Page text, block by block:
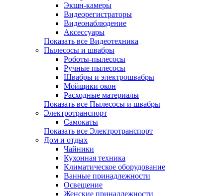
Экшн-камеры
Видеорегистраторы
Видеонаблюдение
Аксессуары
Показать все Видеотехника
Пылесосы и швабры
Роботы-пылесосы
Ручные пылесосы
Швабры и электрошвабры
Мойщики окон
Расходные материалы
Показать все Пылесосы и швабры
Электротранспорт
Самокаты
Показать все Электротранспорт
Дом и отдых
Чайники
Кухонная техника
Климатическое оборудование
Ванные принадлежности
Освещение
Женские принадлежности